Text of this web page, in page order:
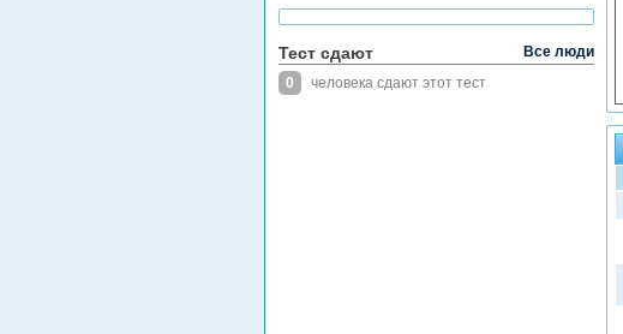
Тест сдают
Все люди
0
человека сдают этот тест